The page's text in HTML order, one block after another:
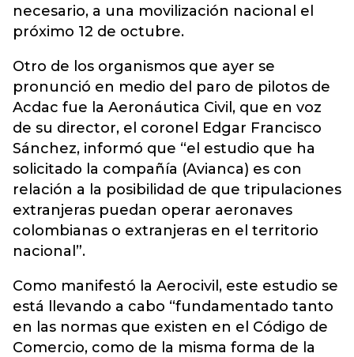
necesario, a una movilización nacional el
próximo 12 de octubre.
Otro de los organismos que ayer se
pronunció en medio del paro de pilotos de
Acdac fue la Aeronáutica Civil, que en voz
de su director, el coronel Edgar Francisco
Sánchez, informó que “el estudio que ha
solicitado la compañía (Avianca) es con
relación a la posibilidad de que tripulaciones
extranjeras puedan operar aeronaves
colombianas o extranjeras en el territorio
nacional”.
Como manifestó la Aerocivil, este estudio se
está llevando a cabo “fundamentado tanto
en las normas que existen en el Código de
Comercio, como de la misma forma de la